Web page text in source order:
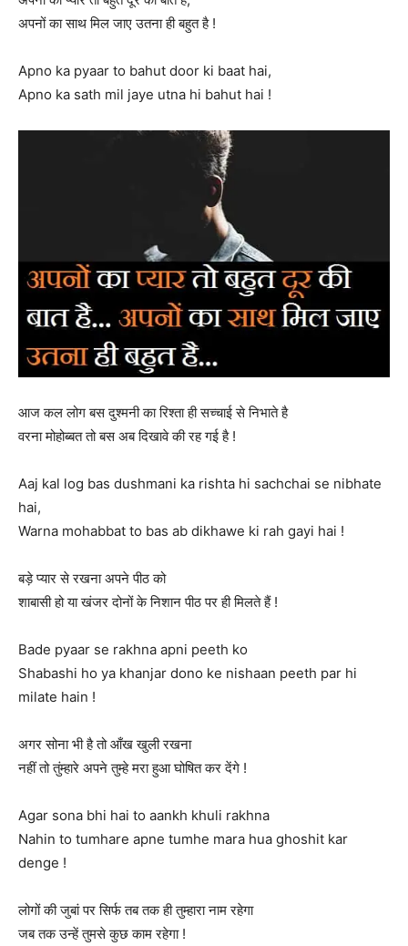
अपनों का साथ मिल जाए उतना ही बहुत है !
Apno ka pyaar to bahut door ki baat hai,
Apno ka sath mil jaye utna hi bahut hai !
आज कल लोग बस दुश्मनी का रिश्ता ही सच्चाई से निभाते है
वरना मोहोब्बत तो बस अब दिखावे की रह गई है !
Aaj kal log bas dushmani ka rishta hi sachchai se nibhate
hai,
Warna mohabbat to bas ab dikhawe ki rah gayi hai !
बड़े प्यार से रखना अपने पीठ को
शाबासी हो या खंजर दोनों के निशान पीठ पर ही मिलते हैं !
Bade pyaar se rakhna apni peeth ko
Shabashi ho ya khanjar dono ke nishaan peeth par hi
milate hain !
अगर सोना भी है तो आँख खुली रखना
नहीं तो तुंम्हारे अपने तुम्हे मरा हुआ घोषित कर देंगे !
Agar sona bhi hai to aankh khuli rakhna
Nahin to tumhare apne tumhe mara hua ghoshit kar
denge !
लोगों की जुबां पर सिर्फ तब तक ही तुम्हारा नाम रहेगा
जब तक उन्हें तुमसे कुछ काम रहेगा !